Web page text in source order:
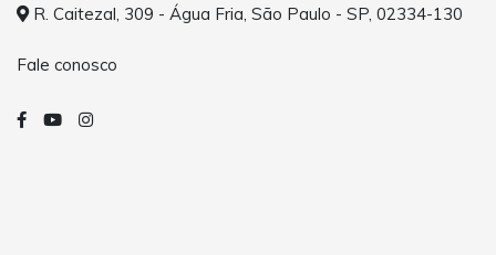
R. Caitezal, 309 - Água Fria, São Paulo - SP, 02334-130
Fale conosco